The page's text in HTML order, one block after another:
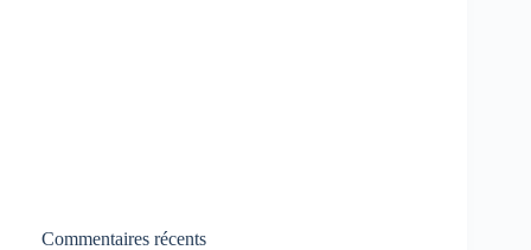
Commentaires récents